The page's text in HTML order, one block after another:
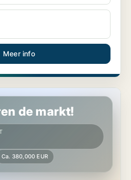
Meer info
Drenthe
de markt!
Ca. 380,000 EUR